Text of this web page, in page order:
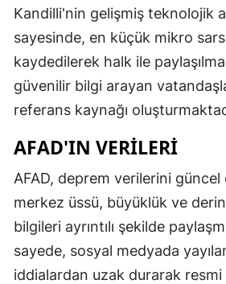
Kandilli'nin gelişmiş teknolojik
sayesinde, en küçük mikro
kaydedilerek halk ile
güvenilir bilgi arayan
referans kaynağı
AFAD'IN VERILERI
AFAD, deprem verilerini
merkez üssü, büyüklük ve
bilgileri ayrıntılı şekilde
sayede, sosyal medyada
iddialardan uzak durarak